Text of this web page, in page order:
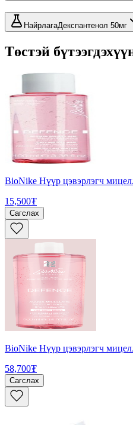
НайрлагаДекспантенол 50мг
Төстэй
BioNike Нүүр цэвэрлэгч
15,500₮
Сагслах
BioNike Нүүр цэвэрлэгч
58,700₮
Сагслах